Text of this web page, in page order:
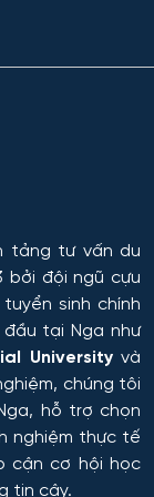
học
tảng tư vấn du
bởi đội ngũ cựu
sinh chính
tại Nga như
Universityvà
chúng tôi
, hỗ trợ chọn
nghiệm thực tế
cận cơ hội học
tin cậy.